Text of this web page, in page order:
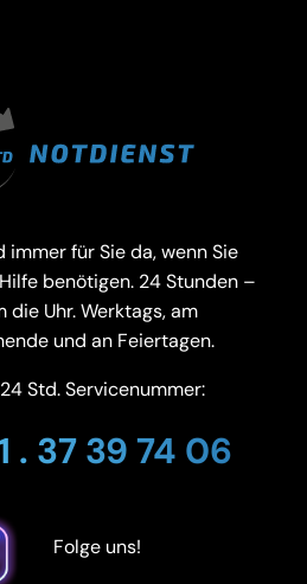
immer für Sie da, wenn Sie
benötigen. 24 Stunden –
die Uhr. Werktags, am
und an Feiertagen.
Std. Servicenummer:
. 37 39 74 06
Folge uns!